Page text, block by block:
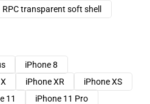
RPC transparent soft shell
iPhone 8
iPhone XR
iPhone XS
11
iPhone 11 Pro